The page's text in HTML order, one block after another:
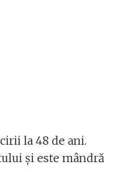
la 48 de ani.
și este mândră